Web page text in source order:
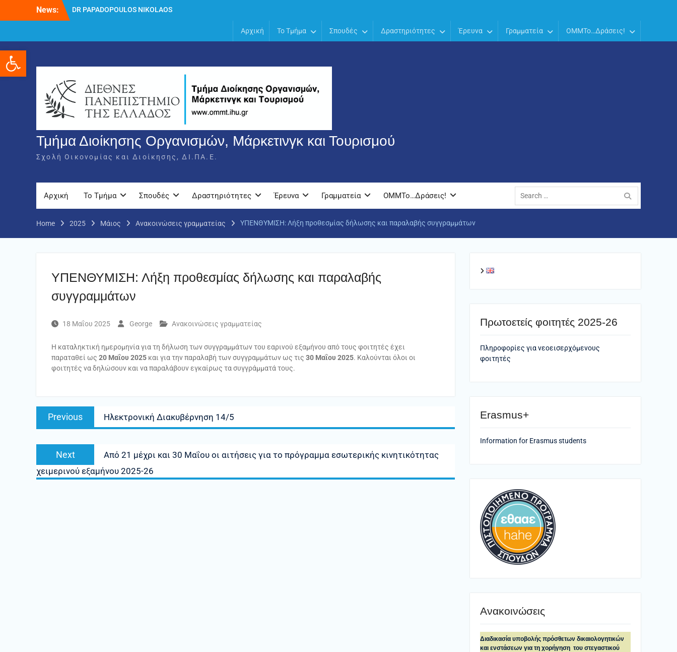
Ανοίξτε τη γραμμή εργαλείων
News:
DR PAPADOPOULOS NIKOLAOS
δικαιολογητικών και ενστάσεων για τη
Αρχική Το Τμήμα Σπουδές Δραστηριότητες Έρευνα Γραμματεία OMMTo…Δράσεις!
Τμήμα Διοίκησης Οργανισμών, Μάρκετινγκ και Τουρισμού
Σχολή Οικονομίας και Διοίκησης, ΔΙ.ΠΑ.Ε.
Αρχική Το Τμήμα Σπουδές Δραστηριότητες Έρευνα Γραμματεία OMMTo…Δράσεις!
Search
for:
Home 2025 Μάιος Ανακοινώσεις γραμματείας ΥΠΕΝΘΥΜΙΣΗ: Λήξη προθεσμίας δήλωσης και παραλαβής συγγραμμάτων
ΥΠΕΝΘΥΜΙΣΗ: Λήξη προθεσμίας δήλωσης και παραλαβής
συγγραμμάτων
18 Μαΐου 2025 George Ανακοινώσεις γραμματείας
Η καταληκτική ημερομηνία για τη δήλωση των συγγραμμάτων του εαρινού εξαμήνου από τους φοιτητές έχει
παραταθεί ως 20 Μαΐου 2025 και για την παραλαβή των συγγραμμάτων ως τις 30 Μαΐου 2025. Καλούνται όλοι οι
φοιτητές να δηλώσουν και να παραλάβουν εγκαίρως τα συγγράμματά τους.
Πλοήγηση
άρθρων
Previous
Previous
post:
Ηλεκτρονική Διακυβέρνηση 14/5
Next
Next
post:
Από 21 μέχρι και 30 Μαΐου οι αιτήσεις για το πρόγραμμα εσωτερικής κινητικότητας
χειμερινού εξαμήνου 2025-26
Πρωτοετείς φοιτητές 2025-26
Πληροφορίες για νεοεισερχόμενους
φοιτητές
Erasmus+
Information for Erasmus students
Ανακοινώσεις
Διαδικασία υποβολής πρόσθετων δικαιολογητικών
και ενστάσεων για τη χορήγηση του στεγαστικού